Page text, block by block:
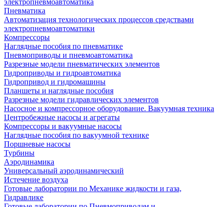
электропневмоавтоматика
Пневматика
Автоматизация технологических процессов средствами
электропневмоавтоматики
Компрессоры
Наглядные пособия по пневматике
Пневмоприводы и пневмоавтоматика
Разрезные модели пневматических элементов
Гидроприводы и гидроавтоматика
Гидропривод и гидромашины
Планшеты и наглядные пособия
Разрезные модели гидравлических элементов
Насосное и компрессорное оборудование. Вакуумная техника
Центробежные насосы и агрегаты
Компрессоры и вакуумные насосы
Наглядные пособия по вакуумной технике
Поршневые насосы
Турбины
Аэродинамика
Универсальный аэродинамический
Истечение воздуха
Готовые лаборатории по Механике жидкости и газа,
Гидравлике